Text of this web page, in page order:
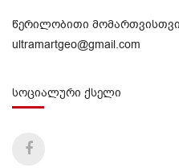
წერილობითი
ultramartgeo@gmail.com
სოციალური ქსელი